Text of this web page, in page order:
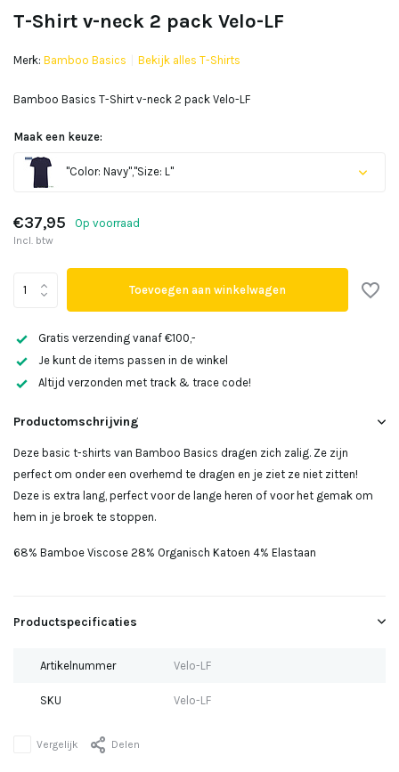
T-Shirt v-neck 2 pack Velo-LF
Merk: Bamboo Basics Bekijk alles T-Shirts
Bamboo Basics T-Shirt v-neck 2 pack Velo-LF
Maak een keuze:
"Color: Navy","Size: L"
€37,95 Op voorraad
Incl. btw
Toevoegen aan winkelwagen
Gratis verzending vanaf €100,-
Je kunt de items passen in de winkel
Altijd verzonden met track & trace code!
Productomschrijving
Deze basic t-shirts van Bamboo Basics dragen zich zalig. Ze zijn
perfect om onder een overhemd te dragen en je ziet ze niet zitten!
Deze is extra lang, perfect voor de lange heren of voor het gemak om
hem in je broek te stoppen.
68% Bamboe Viscose 28% Organisch Katoen 4% Elastaan
Productspecificaties
Artikelnummer Velo-LF
SKU Velo-LF
Vergelijk Delen